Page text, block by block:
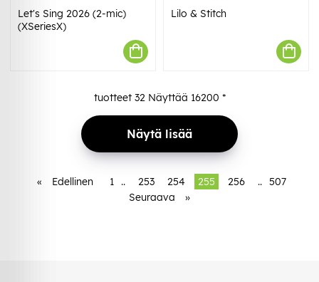
Let's Sing 2026 (2-mic)
(XSeriesX)
Lilo & Stitch
tuotteet 32Näyttää 16200 *
Näytä lisää
« Edellinen 1 .. 253 254 255 256 .. 507
Seuraava
»